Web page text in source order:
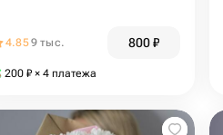
4.859 тыс. 800₽
200 ₽ × 4 платежа